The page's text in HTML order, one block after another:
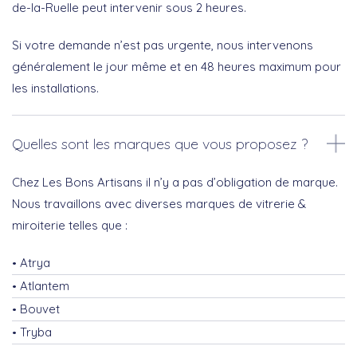
de-la-Ruelle peut intervenir sous 2 heures.
Si votre demande n’est pas urgente, nous intervenons
généralement le jour même et en 48 heures maximum pour
les installations.
Quelles sont les marques que vous proposez ?
Chez Les Bons Artisans il n’y a pas d’obligation de marque.
Nous travaillons avec diverses marques de vitrerie &
miroiterie telles que :
Atrya
Atlantem
Bouvet
Tryba